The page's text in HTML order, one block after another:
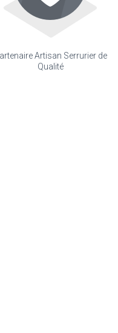
Artisan Serrurier de
Qualité